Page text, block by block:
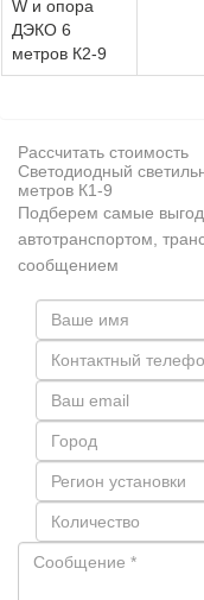
W и опора
ДЭКО 6
метров К2-9
Рассчитать стоимость
Светодиодный
метров К1-9
Подберем самые
автотранспортом,
сообщением